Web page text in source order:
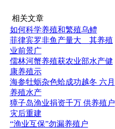
相关文章
如何科学养殖和繁殖乌鳢
菲律宾罗非鱼产量大 其养殖
业前景广
儒林河蟹养殖获农业部水产健
康养殖示
海参牡蛎杂色蛤成功越冬 六月
养殖水产
獐子岛渔业捐资千万 供养殖户
灾后重建
“渔业互保”勿漏养殖户